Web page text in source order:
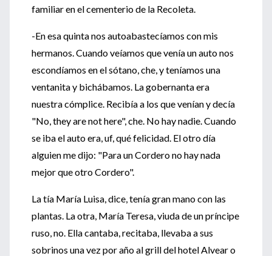
familiar en el cementerio de la Recoleta.
-En esa quinta nos autoabastecíamos con mis
hermanos. Cuando veíamos que venía un auto nos
escondíamos en el sótano, che, y teníamos una
ventanita y bichábamos. La gobernanta era
nuestra cómplice. Recibía a los que venían y decía
"No, they are not here", che. No hay nadie. Cuando
se iba el auto era, uf, qué felicidad. El otro día
alguien me dijo: "Para un Cordero no hay nada
mejor que otro Cordero".
La tía María Luisa, dice, tenía gran mano con las
plantas. La otra, María Teresa, viuda de un príncipe
ruso, no. Ella cantaba, recitaba, llevaba a sus
sobrinos una vez por año al grill del hotel Alvear o